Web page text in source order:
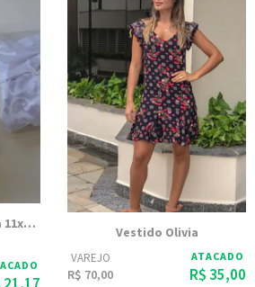
Sacolinha para Calcinha 11x15 - Embalagem Transparente PP Polipropileno
Vestido Olivia
VAREJO
R$ 70,00
ATACADO
R$ 35,00